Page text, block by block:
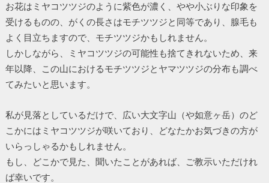
お花はミヤコツツジのように紫色が濃く、やや小ぶりな印象を
受けるものの、がくの長さはモチツツジと同等であり、腺毛も
よく目立ちますので、モチツツジかもしれません。
しかしながら、ミヤコツツジの可能性も捨てきれないため、来
年以降、この山におけるモチツツジとヤマツツジの分布も調べ
てみたいと思います。
私が見落としているだけで、広い大文字山（や如意ヶ岳）のど
こかにはミヤコツツジが咲いており、どなたかお気づきの方が
いらっしゃるかもしれません。
もし、どこかで見た、聞いたことがあれば、ご教示いただけれ
ば幸いです。